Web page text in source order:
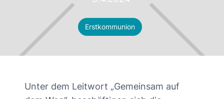
Erstkommunion
Unter dem Leitwort „Gemeinsam auf